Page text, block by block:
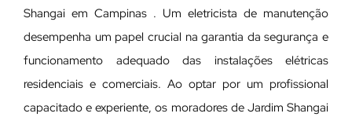
Shangai em Campinas . Um eletricista de manutenção
desempenha um papel crucial na garantia da segurança e
funcionamento adequado das instalações elétricas
residenciais e comerciais. Ao optar por um profissional
capacitado e experiente, os moradores de Jardim Shangai